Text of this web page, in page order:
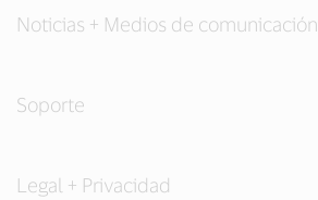
Noticias + Medios de comunicación
Soporte
Legal + Privacidad